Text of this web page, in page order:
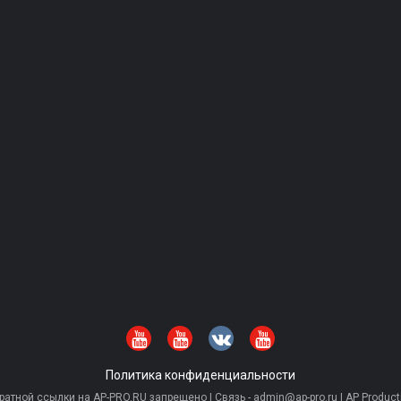
Политика конфиденциальности
ссылки на AP-PRO.RU запрещено | Связь - admin@ap-pro.ru | AP